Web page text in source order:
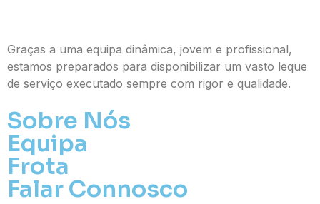
Graças a uma equipa dinâmica, jovem e profissional,
estamos preparados para disponibilizar um vasto leque
de serviço executado sempre com rigor e qualidade.
Sobre Nós
Equipa
Frota
Falar Connosco